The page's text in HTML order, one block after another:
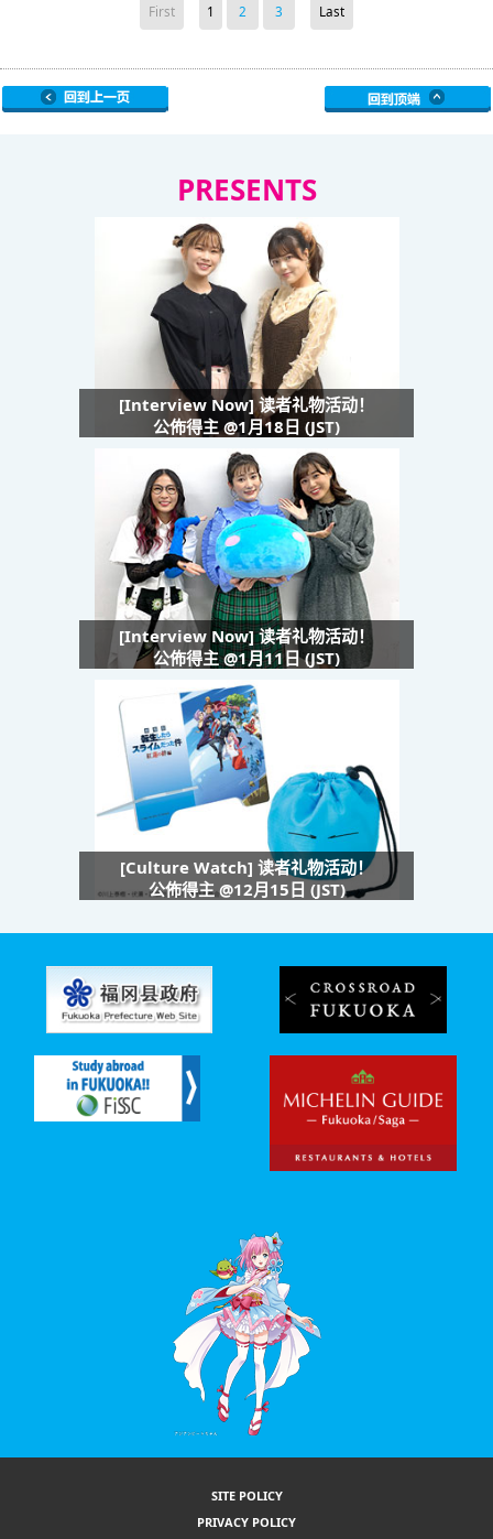
First 1 2 3 Last
PRESENTS
[Interview Now] 读者礼物活动！
公佈得主 @1月18日 (JST)
[Interview Now] 读者礼物活动！
公佈得主 @1月11日 (JST)
[Culture Watch] 读者礼物活动！
公佈得主 @12月15日 (JST)
SITE POLICY
PRIVACY POLICY